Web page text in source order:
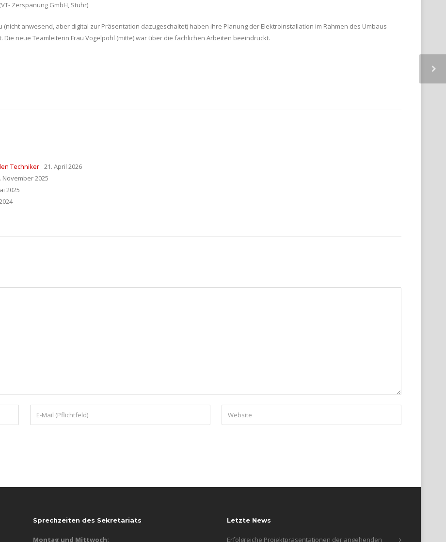
Zerspanung GmbH, Stuhr)
(nicht anwesend, aber digital zur Präsentation dazugeschaltet) haben ihre Planung der Elektroinstallation im Rahmen des Umbaus
neue Teamleiterin Frau Vogelpohl (mitte) war über die fachlichen Arbeiten beeindruckt.
Techniker 21. April 2026
November 2025
2025
Sprechzeiten des Sekretariats
Montag und Mittwoch:
Letzte News
Erfolgreiche Projektpräsentationen der angehenden